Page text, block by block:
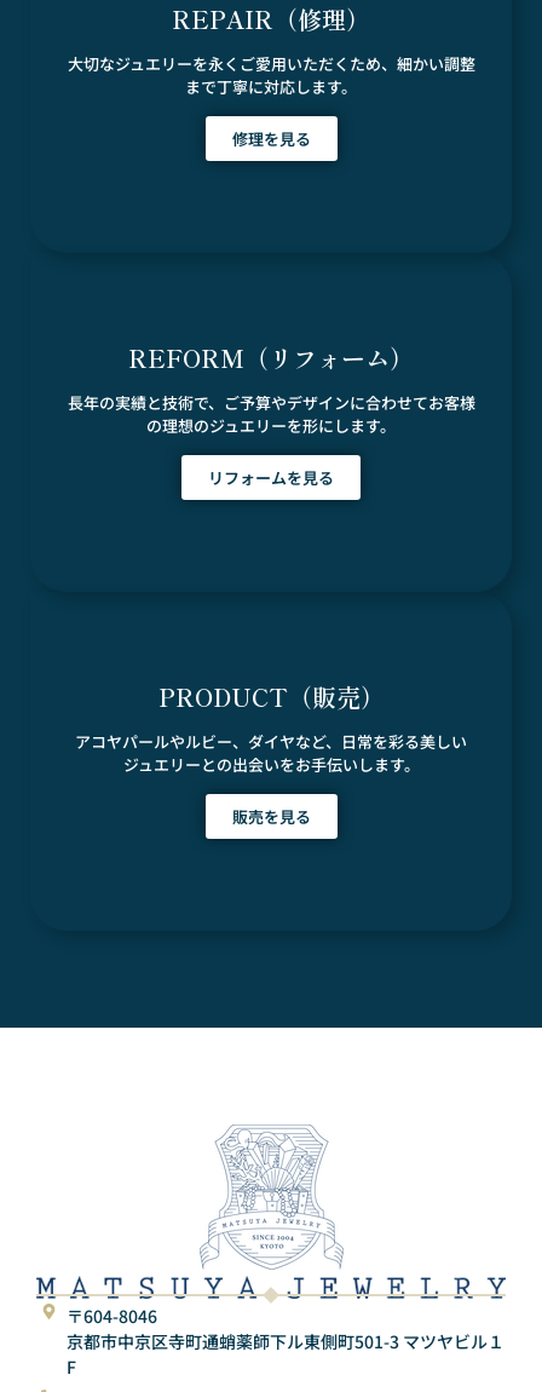
REPAIR（修理）
大切なジュエリーを永くご愛用いただくため、細かい調整
まで丁寧に対応します。
修理を見る
REFORM（リフォーム）
長年の実績と技術で、ご予算やデザインに合わせてお客様
の理想のジュエリーを形にします。
リフォームを見る
PRODUCT（販売）
アコヤパールやルビー、ダイヤなど、日常を彩る美しい
ジュエリーとの出会いをお手伝いします。
販売を見る
〒604-8046
京都市中京区寺町通蛸薬師下ル東側町501-3 マツヤビル１
F